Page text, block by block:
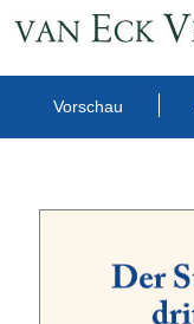
Vorschau